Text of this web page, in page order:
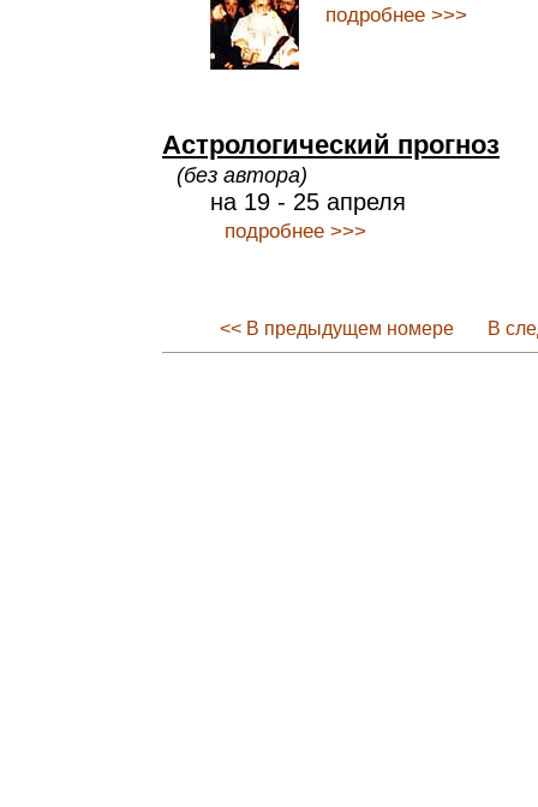
подробнее >>>
Астрологический прогноз
(без автора)
на 19 - 25 апреля
подробнее >>>
<< В предыдущем номере В